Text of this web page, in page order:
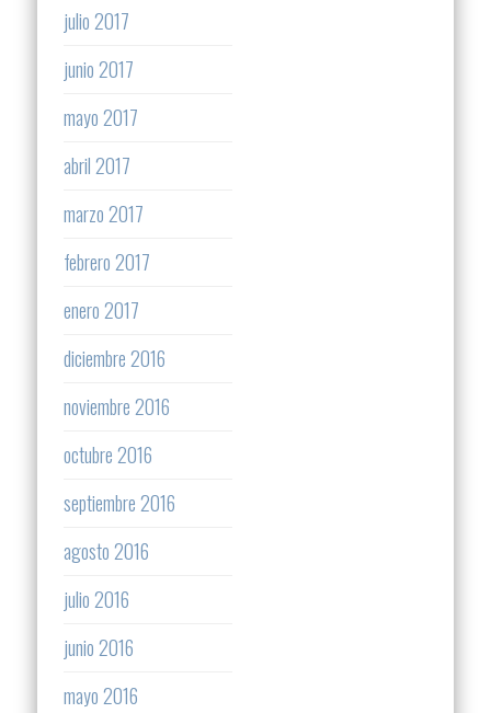
julio 2017
junio 2017
mayo 2017
abril 2017
marzo 2017
febrero 2017
enero 2017
diciembre 2016
noviembre 2016
octubre 2016
septiembre 2016
agosto 2016
julio 2016
junio 2016
mayo 2016